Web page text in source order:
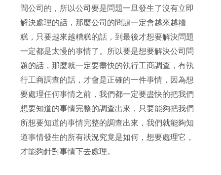
間公司的，所以公司要是問題一旦發生了沒有立即
解決處理的話，那麼公司的問題一定會越來越糟
糕，只要越來越糟糕的話，到最後才想要解決問題
一定都是太慢的事情了。所以要是想要解決公司問
題的話，那麼就一定要盡快的執行工商調查，有執
行工商調查的話，才會是正確的一件事情，因為想
要處理任何事情之前，我們都一定要盡快的把我們
想要知道的事情完整的調查出來，只要能夠把我們
所想要知道的事情完整的調查出來，我們就能夠知
道事情發生的所有狀況究竟是如何，想要處理它，
才能夠針對事情下去處理。